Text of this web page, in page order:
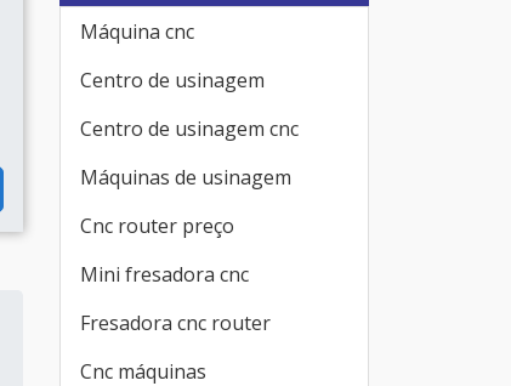
Máquina cnc
Centro de usinagem
Centro de usinagem cnc
Máquinas de usinagem
Cnc router preço
Mini fresadora cnc
Fresadora cnc router
Cnc máquinas